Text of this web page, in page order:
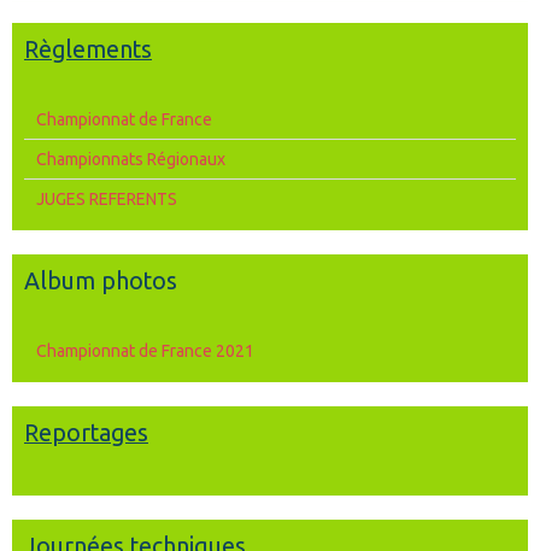
Règlements
Championnat de France
Championnats Régionaux
JUGES REFERENTS
Album photos
Championnat de France 2021
Reportages
Journées techniques